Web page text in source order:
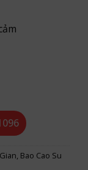
Gian Hộp 12
, Bao Cao Su